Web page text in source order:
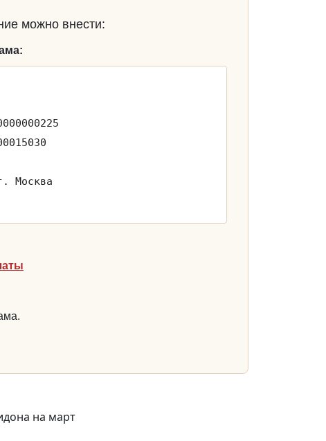
можно внести:
Москва
на март